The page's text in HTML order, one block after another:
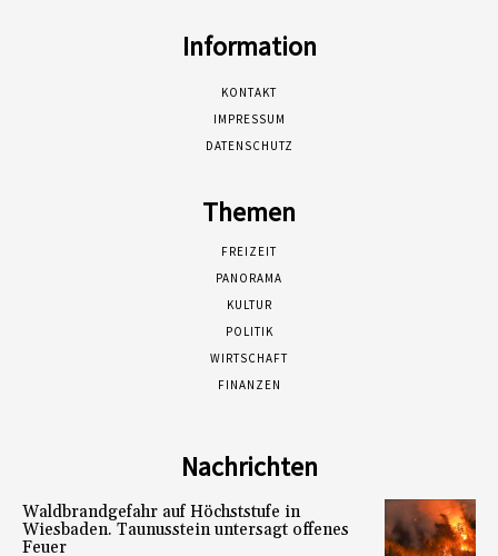
Information
KONTAKT
IMPRESSUM
DATENSCHUTZ
Themen
FREIZEIT
PANORAMA
KULTUR
POLITIK
WIRTSCHAFT
FINANZEN
Nachrichten
Waldbrandgefahr auf Höchststufe in
Wiesbaden. Taunusstein untersagt offenes
Feuer